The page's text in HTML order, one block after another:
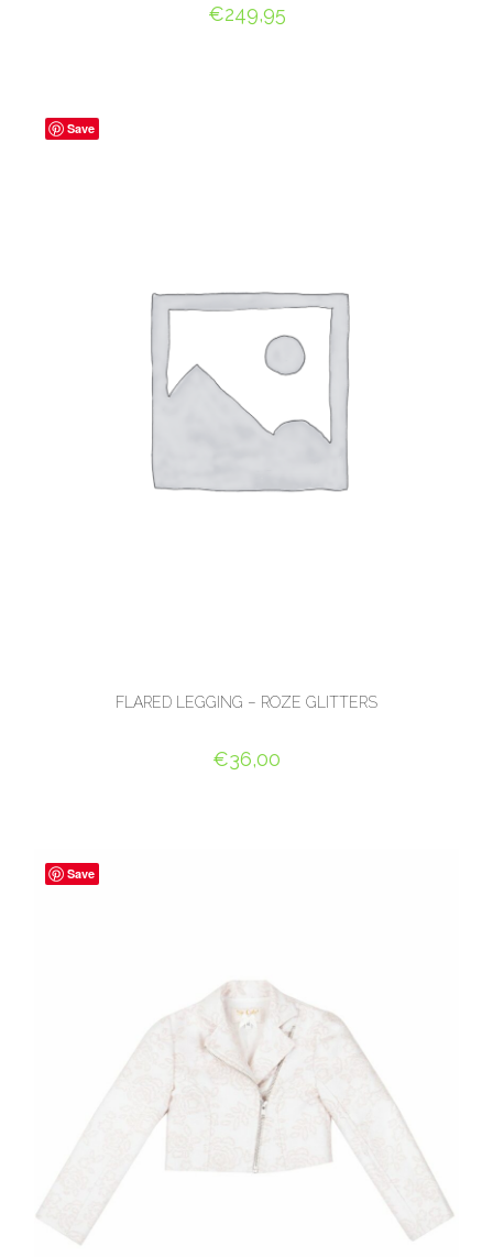
€249,95
Save
FLARED LEGGING – ROZE GLITTERS
€36,00
Save